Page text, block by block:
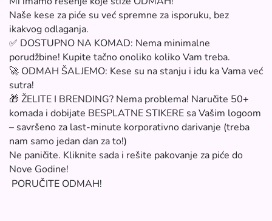
Naše kese za piće su već spremne za isporuku, bez
ikakvog odlaganja.
✅ DOSTUPNO NA KOMAD: Nema minimalne
porudžbine! Kupite tačno onoliko koliko Vam treba.
🚀 ODMAH ŠALJEMO: Kese su na stanju i idu ka Vama već
sutra!
🎁 ŽELITE I BRENDING? Nema problema! Naručite 50+
komada i dobijate BESPLATNE STIKERE sa Vašim logoom
– savršeno za last-minute korporativno darivanje (treba
nam samo jedan dan za to!)
Ne paničite. Kliknite sada i rešite pakovanje za piće do
Nove Godine!
PORUČITE ODMAH!